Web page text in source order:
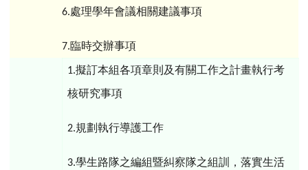
6.處理學年會議相關建議事項
7.臨時交辦事項
1.擬訂本組各項章則及有關工作之計畫執行考
核研究事項
2.規劃執行導護工作
3.學生路隊之編組暨糾察隊之組訓，落實生活